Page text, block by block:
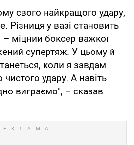
свого найкращого удару,
Різниця у вазі становить
– міцний боксер важкої
супертяж. У цьому й
коли я завдам
удару. А навіть
виграємо", – сказав